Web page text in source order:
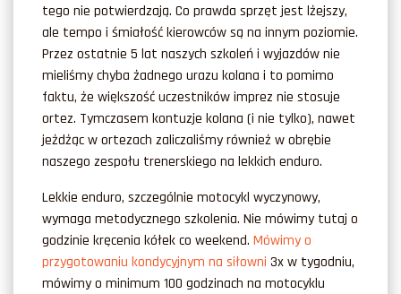
tego nie potwierdzają. Co prawda sprzęt jest lżejszy,
ale tempo i śmiałość kierowców są na innym poziomie.
Przez ostatnie 5 lat naszych szkoleń i wyjazdów nie
mieliśmy chyba żadnego urazu kolana i to pomimo
faktu, że większość uczestników imprez nie stosuje
ortez. Tymczasem kontuzje kolana (i nie tylko), nawet
jeżdżąc w ortezach zaliczaliśmy również w obrębie
naszego zespołu trenerskiego na lekkich enduro.
Lekkie enduro, szczególnie motocykl wyczynowy,
wymaga metodycznego szkolenia. Nie mówimy tutaj o
godzinie kręcenia kółek co weekend. Mówimy o
przygotowaniu kondycyjnym na siłowni 3x w tygodniu,
mówimy o minimum 100 godzinach na motocyklu